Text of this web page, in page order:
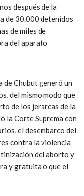
después de la
de 30.000 detenidos
de miles de
del aparato
de Chubut generó un
del mismo modo que
de los jerarcas de la
la Corte Suprema con
el desembarco del
contra la violencia
del aborto y
y gratuita o que el